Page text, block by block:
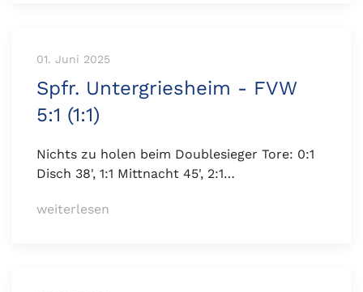
01. Juni 2025
Spfr. Untergriesheim - FVW
5:1 (1:1)
Nichts zu holen beim Doublesieger Tore: 0:1
Disch 38', 1:1 Mittnacht 45', 2:1…
weiterlesen